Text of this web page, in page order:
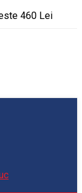
460 Lei